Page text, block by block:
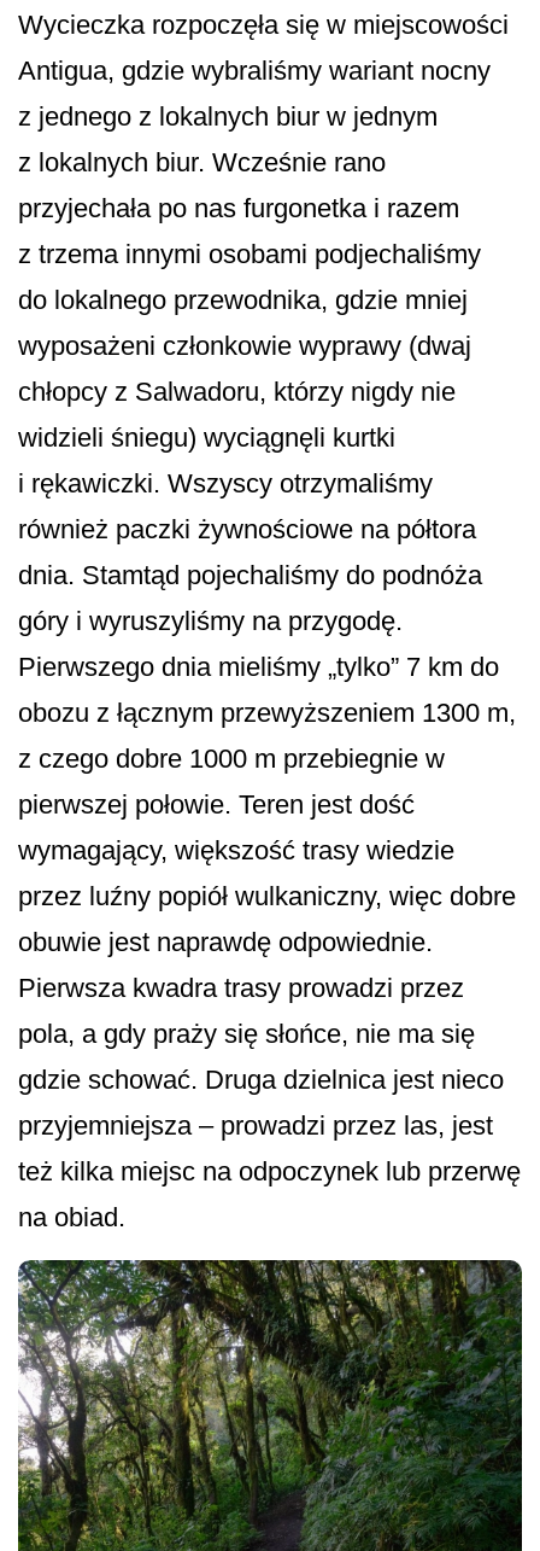
Wycieczka rozpoczęła się w miejscowości
Antigua, gdzie wybraliśmy wariant nocny
z jednego z lokalnych biur w jednym
z lokalnych biur. Wcześnie rano
przyjechała po nas furgonetka i razem
z trzema innymi osobami podjechaliśmy
do lokalnego przewodnika, gdzie mniej
wyposażeni członkowie wyprawy (dwaj
chłopcy z Salwadoru, którzy nigdy nie
widzieli śniegu) wyciągnęli kurtki
i rękawiczki. Wszyscy otrzymaliśmy
również paczki żywnościowe na półtora
dnia. Stamtąd pojechaliśmy do podnóża
góry i wyruszyliśmy na przygodę.
Pierwszego dnia mieliśmy „tylko” 7 km do
obozu z łącznym przewyższeniem 1300 m,
z czego dobre 1000 m przebiegnie w
pierwszej połowie. Teren jest dość
wymagający, większość trasy wiedzie
przez luźny popiół wulkaniczny, więc dobre
obuwie jest naprawdę odpowiednie.
Pierwsza kwadra trasy prowadzi przez
pola, a gdy praży się słońce, nie ma się
gdzie schować. Druga dzielnica jest nieco
przyjemniejsza – prowadzi przez las, jest
też kilka miejsc na odpoczynek lub przerwę
na obiad.